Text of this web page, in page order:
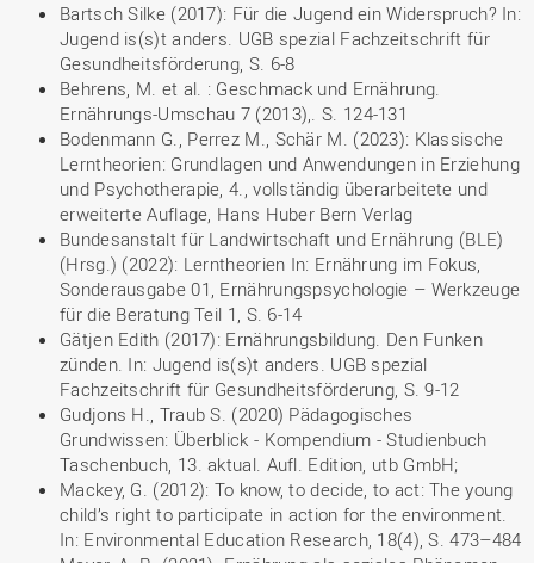
Bartsch Silke (2017): Für die Jugend ein Widerspruch? In:
Jugend is(s)t anders. UGB spezial Fachzeitschrift für
Gesundheitsförderung, S. 6-8
Behrens, M. et al. : Geschmack und Ernährung.
Ernährungs-Umschau 7 (2013),. S. 124-131
Bodenmann G., Perrez M., Schär M. (2023): Klassische
Lerntheorien: Grundlagen und Anwendungen in Erziehung
und Psychotherapie, 4., vollständig überarbeitete und
erweiterte Auflage, Hans Huber Bern Verlag
Bundesanstalt für Landwirtschaft und Ernährung (BLE)
(Hrsg.) (2022): Lerntheorien In: Ernährung im Fokus,
Sonderausgabe 01, Ernährungspsychologie – Werkzeuge
für die Beratung Teil 1, S. 6-14
Gätjen Edith (2017): Ernährungsbildung. Den Funken
zünden. In: Jugend is(s)t anders. UGB spezial
Fachzeitschrift für Gesundheitsförderung, S. 9-12
Gudjons H., Traub S. (2020) Pädagogisches
Grundwissen: Überblick - Kompendium - Studienbuch
Taschenbuch, 13. aktual. Aufl. Edition, utb GmbH;
Mackey, G. (2012): To know, to decide, to act: The young
child’s right to participate in action for the environment.
In: Environmental Education Research, 18(4), S. 473–484